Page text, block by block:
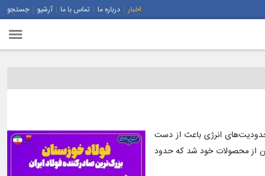
اخبار درباره ما تماس با ما آرشیو جستجو
محدودیت‌های انرژی باعث از دست
دوره سه‌ساله ۱۴۰۰ تا ۱۴۰۲ شد اما فولاد خوزستان در مجموع در این دوره، موفق به فروش بیش از ۱۱.۹ میلیون تن از محصولات خود شد که حدود